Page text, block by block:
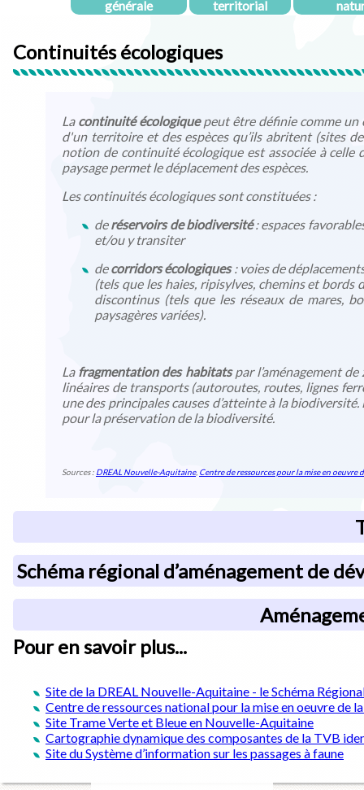
générale
territorial
Continuités écologiques
La continuité écologiquepeut être définie comme un
d'un territoire et des espèces qu’ils abritent (sites
notion de continuité écologique est associée à celle
paysage permet le déplacement des espèces.
Les continuités écologiques sont constituées :
deréservoirs de biodiversité: espaces
et/ou y transiter
decorridors écologiques: voies de
(tels que les haies, ripisylves, chemins et bords
discontinus (tels que les réseaux de mares,
paysagères variées).
Lafragmentation des habitatspar l’aménagement
linéaires de transports (autoroutes, routes, lignes
une des principales causes d’atteinte à la
pour la préservation de la biodiversité.
Sources : DREAL Nouvelle-Aquitaine, Centre de ressources pour la mise en oeuvre
Schéma régional d’aménagement de
Pour en savoir plus...
Site de la DREAL Nouvelle-Aquitaine - le Schéma
Centre de ressources national pour la mise en oeuvre de
Site Trame Verte et Bleue en Nouvelle-Aquitaine
Cartographie dynamique des composantes de la TVB
Site du Système d’information sur les passages à faune